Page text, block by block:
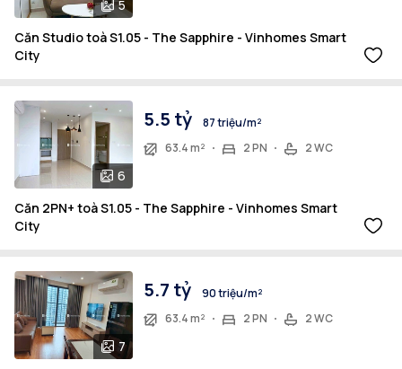
5
Căn Studio toà S1.05 - The Sapphire - Vinhomes Smart
City
6
5.5 tỷ
87 triệu/m²
63.4 m²
2 PN 2 WC
Căn 2PN+ toà S1.05 - The Sapphire - Vinhomes Smart
City
7
5.7 tỷ
90 triệu/m²
63.4 m²
2 PN 2 WC